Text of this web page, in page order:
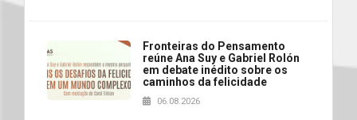
Fronteiras do Pensamento
reúne Ana Suy e Gabriel Rolón
em debate inédito sobre os
caminhos da felicidade
06.08.2026